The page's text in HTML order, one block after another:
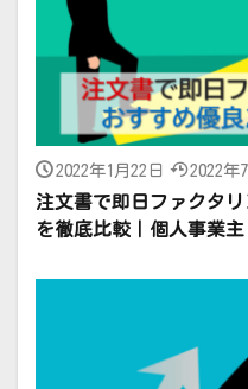
2022年1月22日 2022年
注文書で即日ファクタ
を徹底比較｜個人事業